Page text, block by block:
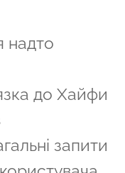
надто
до Хайфи
запити